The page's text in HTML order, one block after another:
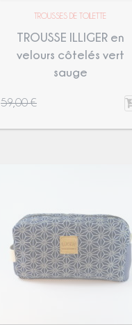
TROUSSES DE TOILETTE
TROUSSE ILLIGER en
velours côtelés vert
sauge
59,00€